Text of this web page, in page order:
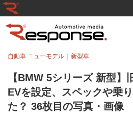
【BMW 5シリーズ 新型
EVを設定、スペックや乗
た？ 36枚目の写真・画像
自動車 ニューモデル 新型車